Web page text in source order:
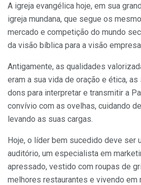
A igreja evangélica hoje, em sua
igreja mundana, que segue os
mercado e competição do mundo
da visão bíblica para a visão
Antigamente, as qualidades
eram a sua vida de oração e ética,
dons para interpretar e transmitir a
convívio com as ovelhas, cuidando
levando as suas cargas.
Hoje, o líder bem sucedido deve ser
auditório, um especialista em
apressado, vestido com roupas de
melhores restaurantes e vivendo em